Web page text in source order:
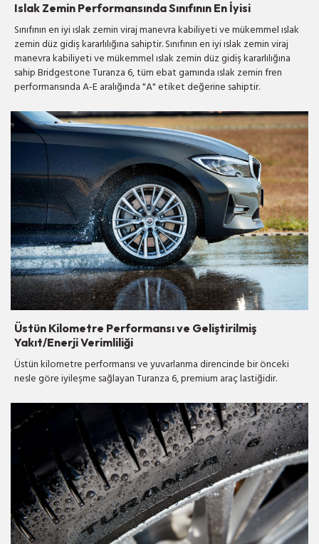
Islak Zemin Performansında Sınıfının En İyisi
Sınıfının en iyi ıslak zemin viraj manevra kabiliyeti ve mükemmel ıslak
zemin düz gidiş kararlılığına sahiptir. Sınıfının en iyi ıslak zemin viraj
manevra kabiliyeti ve mükemmel ıslak zemin düz gidiş kararlılığına
sahip Bridgestone Turanza 6, tüm ebat gamında ıslak zemin fren
performansında A-E aralığında "A" etiket değerine sahiptir.
Üstün Kilometre Performansı ve Geliştirilmiş
Yakıt/Enerji Verimliliği
Üstün kilometre performansı ve yuvarlanma direncinde bir önceki
nesle göre iyileşme sağlayan Turanza 6, premium araç lastiğidir.